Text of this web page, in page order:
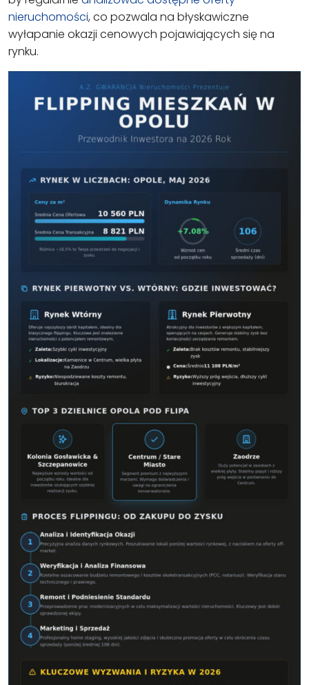
nieruchomości, co pozwala na błyskawiczne
wyłapanie okazji cenowych pojawiających się na
rynku.